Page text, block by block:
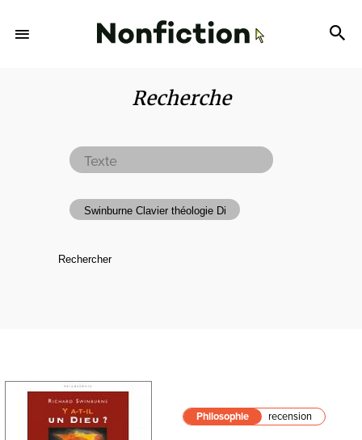
Recherche
Philosophie recension